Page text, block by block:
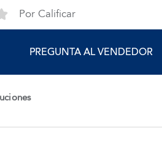
Por Calificar
PREGUNTA AL VENDEDOR